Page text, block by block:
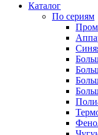
Каталог
По сериям